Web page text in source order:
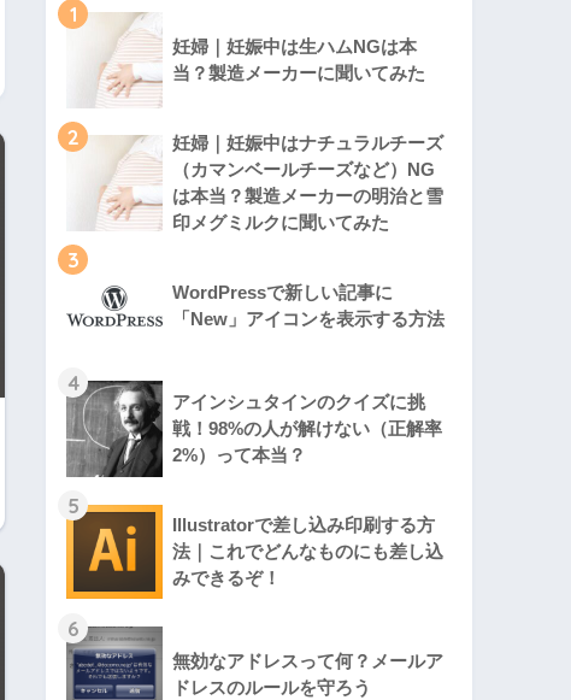
1
妊婦｜妊娠中は生ハムNGは本
当？製造メーカーに聞いてみた
2
妊婦｜妊娠中はナチュラルチーズ
（カマンベールチーズなど）NG
は本当？製造メーカーの明治と雪
印メグミルクに聞いてみた
3
WordPressで新しい記事に
「New」アイコンを表示する方法
4
アインシュタインのクイズに挑
戦！98%の人が解けない（正解率
2%）って本当？
5
Illustratorで差し込み印刷する方
法｜これでどんなものにも差し込
みできるぞ！
6
無効なアドレスって何？メールア
ドレスのルールを守ろう